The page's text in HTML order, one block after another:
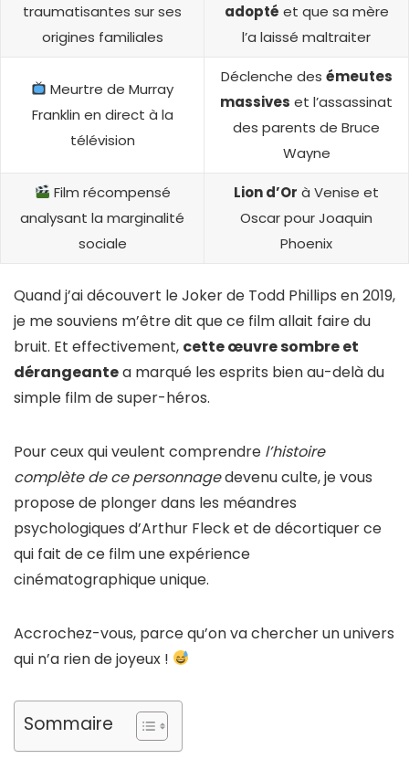
traumatisantes sur ses
origines familiales
adopté et que sa mère
l’a laissé maltraiter
Meurtre de Murray
Franklin en direct à la
télévision
Déclenche des émeutes
massives et l’assassinat
des parents de Bruce
Wayne
Film récompensé
analysant la marginalité
sociale
Lion d’Or à Venise et
Oscar pour Joaquin
Phoenix
Quand j’ai découvert le Joker de Todd Phillips en 2019,
je me souviens m’être dit que ce film allait faire du
bruit. Et effectivement, cette œuvre sombre et
dérangeantea marqué les esprits bien au-delà du
simple film de super-héros.
Pour ceux qui veulent comprendre l’histoire
complète de ce personnagedevenu culte, je vous
propose de plonger dans les méandres
psychologiques d’Arthur Fleck et de décortiquer ce
qui fait de ce film une expérience
cinématographique unique.
Accrochez-vous, parce qu’on va chercher un univers
qui n’a rien de joyeux !
Sommaire